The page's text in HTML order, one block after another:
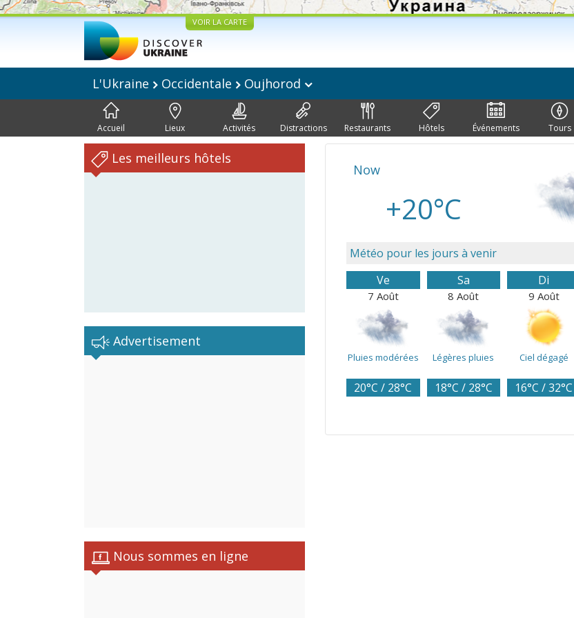
VOIR LA CARTE
L'Ukraine Occidentale Oujhorod
Accueil Lieux Activités Distractions Restaurants Hôtels Événements Tours
Les meilleurs hôtels
Advertisement
Nous sommes en ligne
Now
+20°C
Météo pour les jours à venir
Ve
7 Août
Pluies modérées
20°C / 28°C
Sa
8 Août
Légères pluies
18°C / 28°C
Di
9 Août
Ciel dégagé
16°C / 32°C